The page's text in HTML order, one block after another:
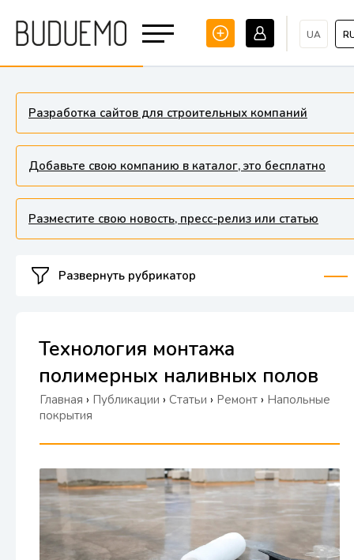
UA
Разработка сайтов для строительных компаний
Добавьте свою компанию в каталог, это бесплатно
Разместите свою новость, пресс-релиз или статью
Развернуть рубрикатор
Технология монтажа
полимерных наливных полов
Главная › Публикации › Статьи › Ремонт › Напольные
покрытия